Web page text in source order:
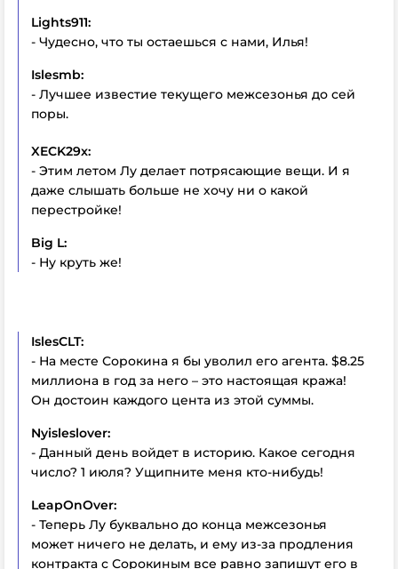
Lights911:
- Чудесно, что ты остаешься с нами, Илья!
Islesmb:
- Лучшее известие текущего межсезонья до сей
поры.
XECK29x:
- Этим летом Лу делает потрясающие вещи. И я
даже слышать больше не хочу ни о какой
перестройке!
Big L:
- Ну круть же!
IslesCLT:
- На месте Сорокина я бы уволил его агента. $8.25
миллиона в год за него – это настоящая кража!
Он достоин каждого цента из этой суммы.
Nyisleslover:
- Данный день войдет в историю. Какое сегодня
число? 1 июля? Ущипните меня кто-нибудь!
LeapOnOver:
- Теперь Лу буквально до конца межсезонья
может ничего не делать, и ему из-за продления
контракта с Сорокиным все равно запишут его в